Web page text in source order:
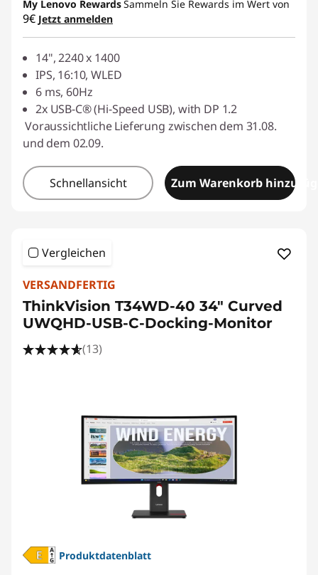
My Lenovo RewardsSammeln Sie Rewards im Wert von
9€ Jetzt anmelden
14", 2240 x 1400
IPS, 16:10, WLED
6 ms, 60Hz
2x USB-C® (Hi-Speed USB), with DP 1.2
Voraussichtliche Lieferung zwischen dem 31.08.
und dem 02.09.
Schnellansicht Zum Warenkorb
Vergleichen
VERSANDFERTIG
ThinkVision T34WD-40 34" Curved
UWQHD-USB-C-Docking-Monitor
(13)
Produktdatenblatt